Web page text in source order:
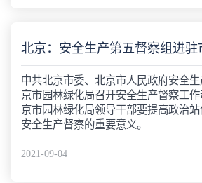
北京：安全生产第五督察组进驻
中共北京市委、北京市人民政府安全
京市园林绿化局召开安全生产督察工
京市园林绿化局领导干部要提高政治
安全生产督察的重要意义。
2021-09-04